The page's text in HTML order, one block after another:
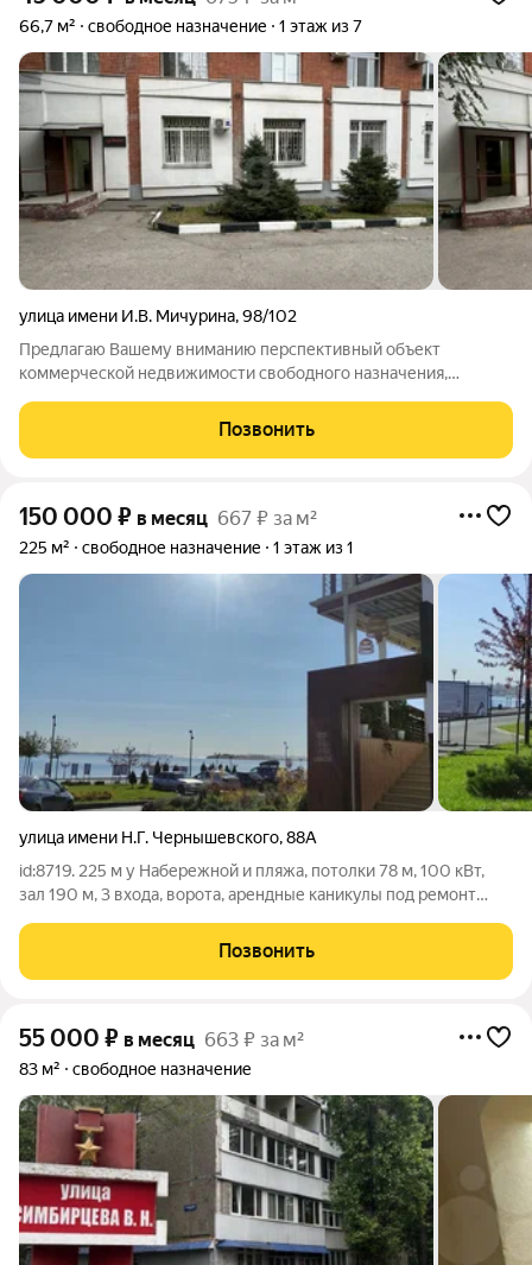
66,7 м² свободное назначение 1 этаж из 7
улица имени И.В. Мичурина,98/102
Предлагаю Вашему вниманию перспективный объект
коммерческой недвижимости свободного назначения,
Арендатор оплачивает коммунальные платежи. При
заключении договора аренды оплачивается первый и
Позвонить
150 000 ₽ в месяц 667 ₽ за м²
225 м² свободное назначение 1 этаж из 1
улица имени Н.Г. Чернышевского,88А
id:8719. 225 м у Набережной и пляжа, потолки 78 м, 100 кВт,
зал 190 м, 3 входа, ворота, арендные каникулы под ремонт
Чернышевского / 2-я Садовая, на спуске к Набережной и
пляжу. Формат объекта
Позвонить
55 000 ₽ в месяц 663 ₽ за м²
83 м² свободное назначение